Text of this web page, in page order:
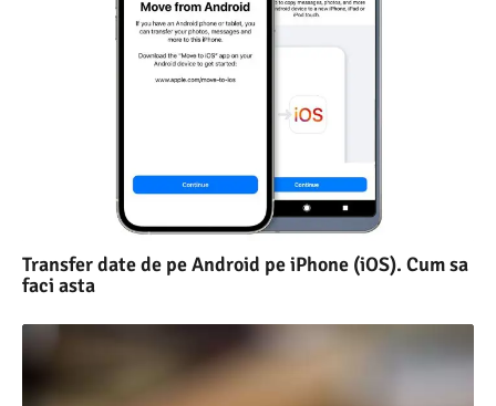
Transfer date de pe Android pe iPhone (iOS). Cum sa
faci asta